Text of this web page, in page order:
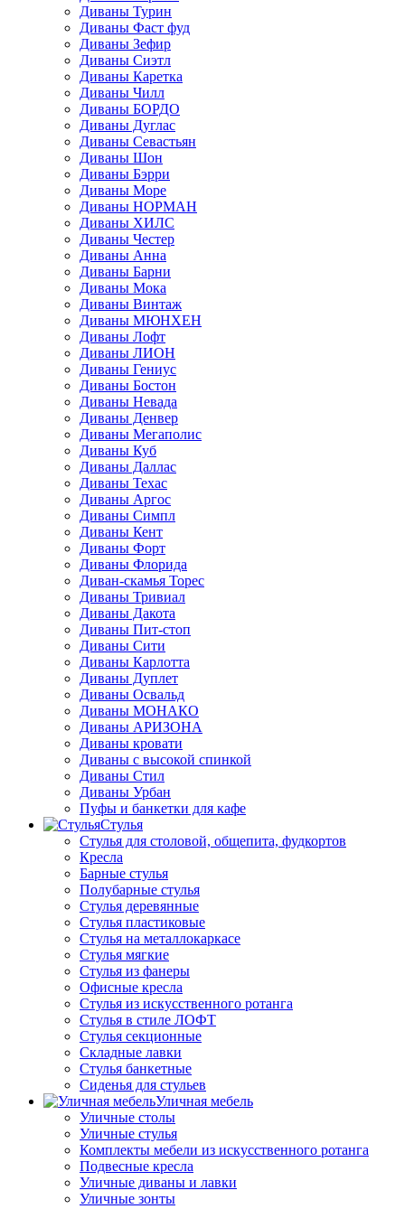
Диваны Турин
Диваны Фаст фуд
Диваны Зефир
Диваны Сиэтл
Диваны Каретка
Диваны Чилл
Диваны БОРДО
Диваны Дуглас
Диваны Севастьян
Диваны Шон
Диваны Бэрри
Диваны Море
Диваны НОРМАН
Диваны ХИЛС
Диваны Честер
Диваны Анна
Диваны Барни
Диваны Мока
Диваны Винтаж
Диваны МЮНХЕН
Диваны Лофт
Диваны ЛИОН
Диваны Гениус
Диваны Бостон
Диваны Невада
Диваны Денвер
Диваны Мегаполис
Диваны Куб
Диваны Даллас
Диваны Техас
Диваны Аргос
Диваны Симпл
Диваны Кент
Диваны Форт
Диваны Флорида
Диван-скамья Торес
Диваны Тривиал
Диваны Дакота
Диваны Пит-стоп
Диваны Сити
Диваны Карлотта
Диваны Дуплет
Диваны Освальд
Диваны МОНАКО
Диваны АРИЗОНА
Диваны кровати
Диваны с высокой спинкой
Диваны Стил
Диваны Урбан
Пуфы и банкетки для кафе
Стулья
Стулья для столовой, общепита, фудкортов
Кресла
Барные стулья
Полубарные стулья
Стулья деревянные
Стулья пластиковые
Стулья на металлокаркасе
Стулья мягкие
Стулья из фанеры
Офисные кресла
Стулья из искусственного ротанга
Стулья в стиле ЛОФТ
Стулья секционные
Складные лавки
Стулья банкетные
Сиденья для стульев
Уличная мебель
Уличные столы
Уличные стулья
Комплекты мебели из искусственного ротанга
Подвесные кресла
Уличные диваны и лавки
Уличные зонты